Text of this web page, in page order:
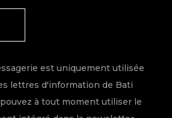
est uniquement utilisée
lettres d'information de Bati
à tout moment utiliser le